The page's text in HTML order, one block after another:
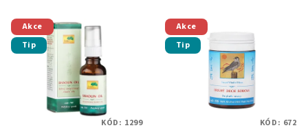
p
r
V
ý
p
Akce
Tip
KÓD: 1299
Akce
Tip
KÓD: 672